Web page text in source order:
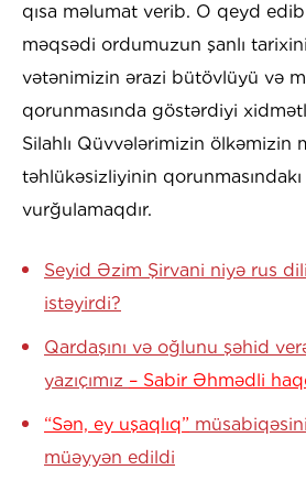
qısa məlumat verib. O qeyd
məqsədi ordumuzun şanlı
vətənimizin ərazi bütövlüyü və
qorunmasında göstərdiyi
Silahlı Qüvvələrimizin ölkəmizin
təhlükəsizliyinin
vurğulamaqdır.
Seyid Əzim Şirvani niyə rus
istəyirdi?
Qardaşını və oğlunu şəhid
yazıçımız – Sabir Əhmədli
“Sən, ey uşaqlıq”
müəyyən edildi